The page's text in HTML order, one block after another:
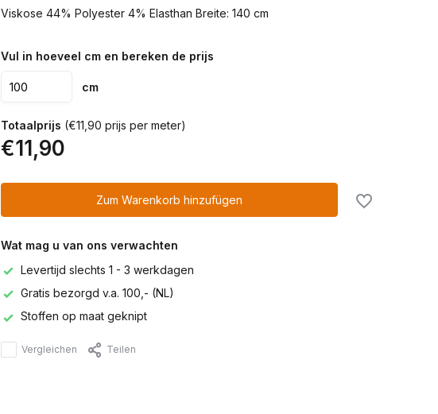
Viskose 44% Polyester 4% Elasthan Breite: 140 cm
Vul in hoeveel cm en bereken de prijs
cm
Totaalprijs (€11,90 prijs per meter)
€11,90
Zum Warenkorb hinzufügen
Wat mag u van ons verwachten
Levertijd slechts 1 - 3 werkdagen
Gratis bezorgd v.a. 100,- (NL)
Stoffen op maat geknipt
Vergleichen Teilen